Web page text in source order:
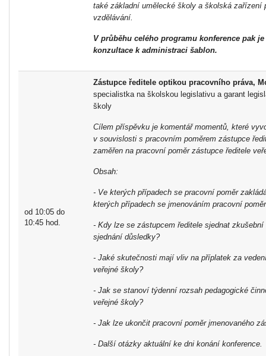
také základní umělecké školy a školská zařízení
vzdělávání.
V průběhu celého programu konference pak
konzultace k administraci šablon.
od 10:05 do
10:45 hod.
Zástupce ředitele optikou pracovního práva,
specialistka na školskou legislativu a garant
školy
Cílem příspěvku je komentář momentů, které
v souvislosti s pracovním poměrem zástupce
zaměřen na pracovní poměr zástupce ředitele
Obsah:
- Ve kterých případech se pracovní poměr
kterých případech se jmenováním pracovní
- Kdy lze se zástupcem ředitele sjednat
sjednání důsledky?
- Jaké skutečnosti mají vliv na příplatek za
veřejné školy?
- Jak se stanoví týdenní rozsah pedagogické
veřejné školy?
- Jak lze ukončit pracovní poměr jmenovaného
- Další otázky aktuální ke dni konání konference.